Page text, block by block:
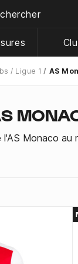
Ligue 1 AS
Monaco au